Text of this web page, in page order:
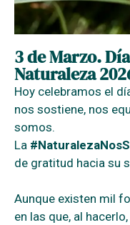
3 de Marzo.
Naturaleza
Hoy celebramos el
nos sostiene, nos
somos.
La
de gratitud hacia su
Aunque existen mil
en las que, al